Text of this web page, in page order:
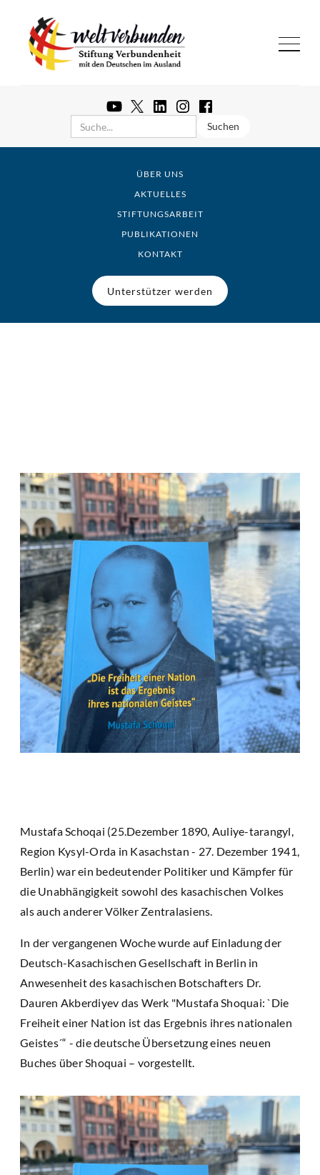
ÜBER UNS
AKTUELLES
STIFTUNGSARBEIT
PUBLIKATIONEN
KONTAKT
Unterstützer werden
Mustafa Schoqai (25.Dezember 1890, Auliye-tarangyl,
Region Kysyl-Orda in Kasachstan - 27. Dezember 1941,
Berlin) war ein bedeutender Politiker und Kämpfer für
die Unabhängigkeit sowohl des kasachischen Volkes
als auch anderer Völker Zentralasiens.
In der vergangenen Woche wurde auf Einladung der
Deutsch-Kasachischen Gesellschaft in Berlin in
Anwesenheit des kasachischen Botschafters Dr.
Dauren Akberdiyev das Werk "Mustafa Shoquai: `Die
Freiheit einer Nation ist das Ergebnis ihres nationalen
Geistes´“ - die deutsche Übersetzung eines neuen
Buches über Shoquai – vorgestellt.